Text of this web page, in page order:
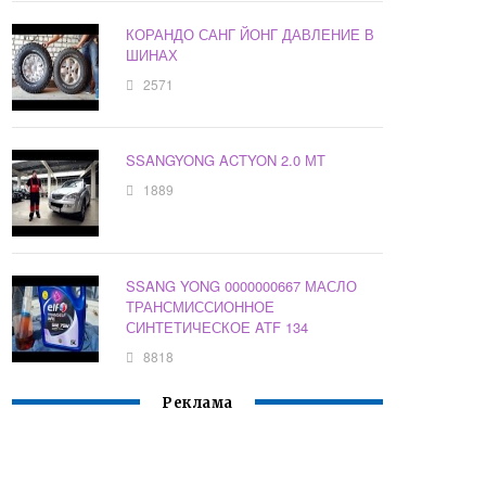
КОРАНДО САНГ ЙОНГ ДАВЛЕНИЕ В
ШИНАХ
2571
SSANGYONG ACTYON 2.0 МТ
1889
SSANG YONG 0000000667 МАСЛО
ТРАНСМИССИОННОЕ
СИНТЕТИЧЕСКОЕ ATF 134
8818
Реклама